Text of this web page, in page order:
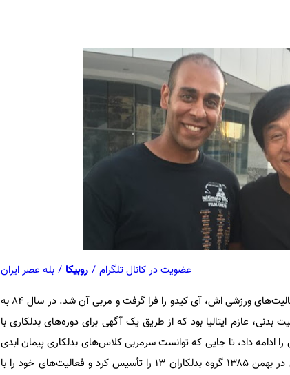
عضویت در کانال تلگرام / روبیکا / بله عصر ایران
از کودکی ورزش را دنبال کرده و به دنبال فعالیت‌های ورزشی اش، آی کیدو را فرا گرفت و مربی آن شد. در سال ۸۴ به
عازم ایتالیا بود که از طریق یک آگهی برای دوره‌های بدلکاری با
را ادامه داد، تا جایی که توانست سرمربی کلاس‌های بدلکاری پیمان ابدی
و اولین مربی بانجی جامپینگ ایران شود. سپس اقدسی در بهمن ۱۳۸۵ گروه بدلکاران ۱۳ را تأسیس کرد و فعالیت‌های خود را با